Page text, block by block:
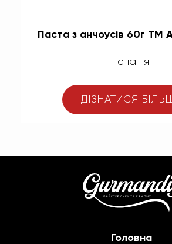
Паста з анчоусів 60г TM
Іспанія
ДІЗНАТИСЯ
Головна